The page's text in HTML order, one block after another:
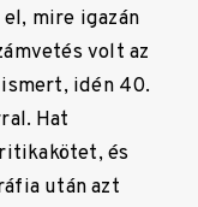
mire igazán
volt az
idén 40.
Hat
és
után azt